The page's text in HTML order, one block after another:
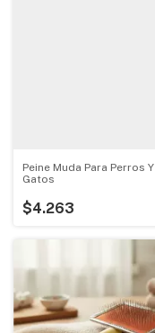
Peine Muda Para Perros Y
Gatos
$4.263